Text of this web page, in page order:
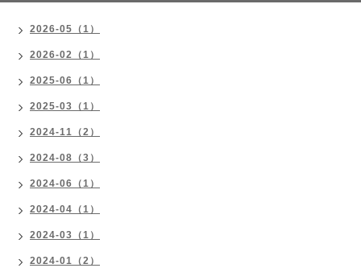
2026-05（1）
2026-02（1）
2025-06（1）
2025-03（1）
2024-11（2）
2024-08（3）
2024-06（1）
2024-04（1）
2024-03（1）
2024-01（2）